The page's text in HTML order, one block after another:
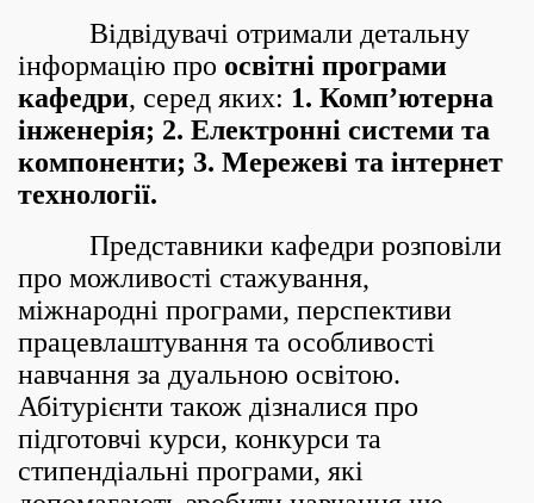
Відвідувачі отримали детальну
інформацію про освітні програми
кафедри, серед яких: 1. Комп’ютерна
інженерія; 2. Електронні системи та
компоненти; 3. Мережеві та інтернет
технології.
Представники кафедри розповіли
про можливості стажування,
міжнародні програми, перспективи
працевлаштування та особливості
навчання за дуальною освітою.
Абітурієнти також дізналися про
підготовчі курси, конкурси та
стипендіальні програми, які